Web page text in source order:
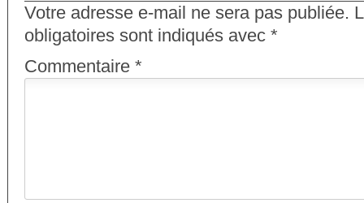
Votre adresse e-mail ne sera pas publiée.
obligatoires sont indiqués avec *
Commentaire *